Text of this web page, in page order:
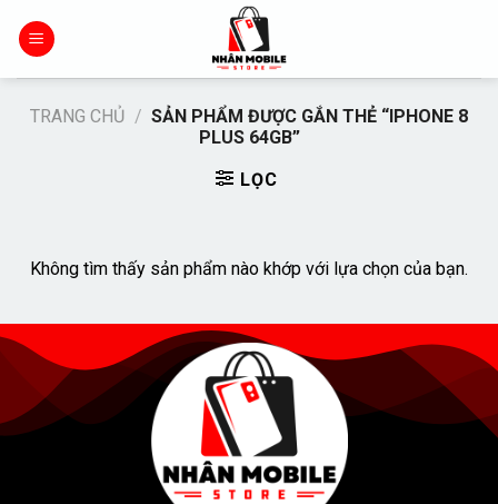
đến
TRANG CHỦ / SẢN PHẨM ĐƯỢC GẮN THẺ “IPHONE 8
PLUS 64GB”
LỌC
Không tìm thấy sản phẩm nào khớp với lựa chọn của bạn.